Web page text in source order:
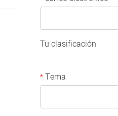
Tu clasificación
*Tema